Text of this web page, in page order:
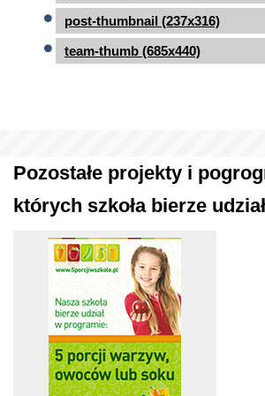
post-thumbnail (237x316)
team-thumb (685x440)
Pozostałe projekty i
których szkoła bierze udział